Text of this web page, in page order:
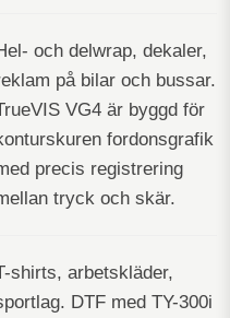
och delwrap, dekaler,
på bilar och bussar.
VG4 är byggd för
fordonsgrafik
precis registrering
tryck och skär.
shirts, arbetskläder,
DTF med TY-300i